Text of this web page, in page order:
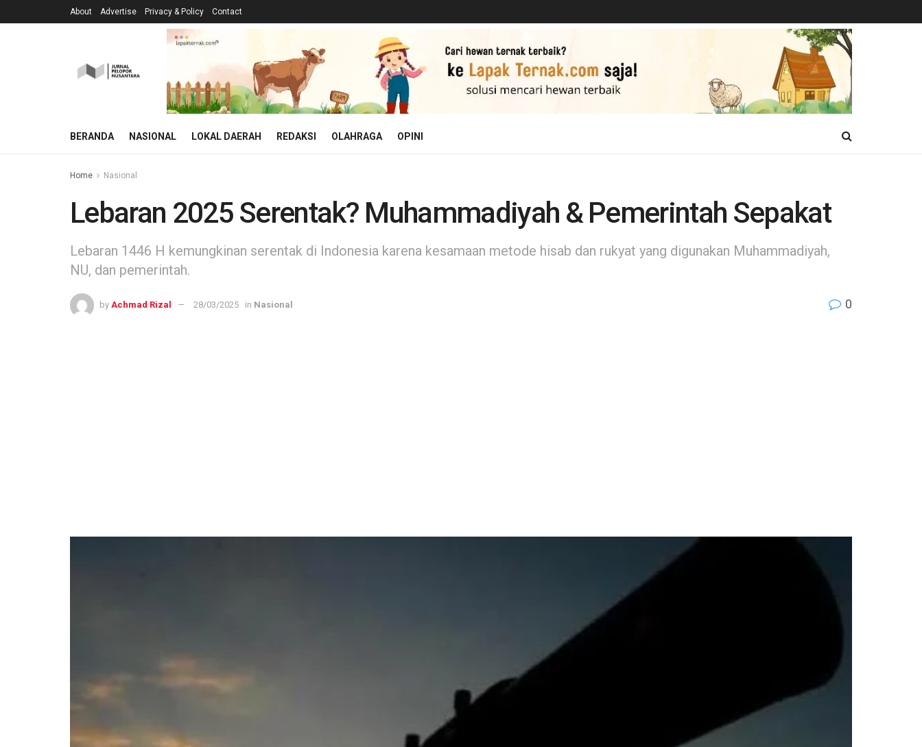
About Advertise Privacy & Policy Contact
BERANDA NASIONAL LOKAL DAERAH REDAKSI OLAHRAGA OPINI
Home Nasional
Lebaran 2025 Serentak? Muhammadiyah & Pemerintah Sepakat
Lebaran 1446 H kemungkinan serentak di Indonesia karena kesamaan metode hisab dan rukyat yang digunakan Muhammadiyah,
NU, dan pemerintah.
by Achmad Rizal 28/03/2025 in Nasional 0